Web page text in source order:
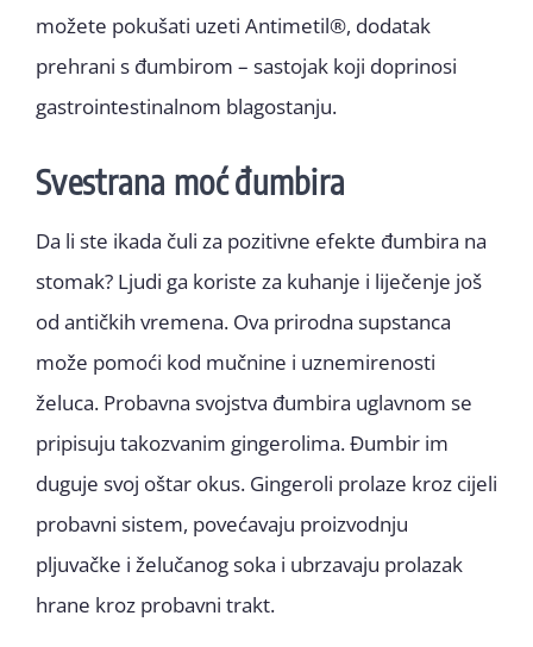
možete pokušati uzeti Antimetil®, dodatak
prehrani s đumbirom – sastojak koji doprinosi
gastrointestinalnom blagostanju.
Svestrana moć đumbira
Da li ste ikada čuli za pozitivne efekte đumbira na
stomak? Ljudi ga koriste za kuhanje i liječenje još
od antičkih vremena. Ova prirodna supstanca
može pomoći kod mučnine i uznemirenosti
želuca. Probavna svojstva đumbira uglavnom se
pripisuju takozvanim gingerolima. Đumbir im
duguje svoj oštar okus. Gingeroli prolaze kroz cijeli
probavni sistem, povećavaju proizvodnju
pljuvačke i želučanog soka i ubrzavaju prolazak
hrane kroz probavni trakt.